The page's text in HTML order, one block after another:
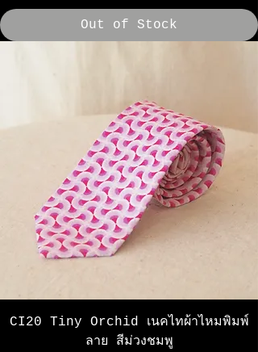
Out of Stock
CI20 Tiny Orchid เนคไทผ้าไหมพิมพ์
ลาย สีม่วงชมพู